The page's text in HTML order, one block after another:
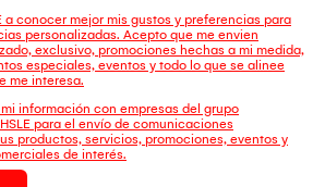
a conocer mejor mis gustos y preferencias para
personalizadas. Acepto que me envien
exclusivo, promociones hechas a mi medida,
especiales, eventos y todo lo que se alinee
me interesa.
información con empresas del grupo
para el envío de comunicaciones
productos, servicios, promociones, eventos y
de interés.